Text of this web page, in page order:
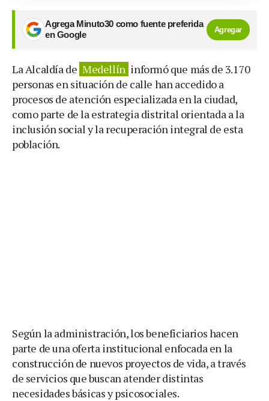
Agrega Minuto30 como fuente preferida
en Google
Agregar
La Alcaldía de Medellín informó que más de 3.170
personas en situación de calle han accedido a
procesos de atención especializada en la ciudad,
como parte de la estrategia distrital orientada a la
inclusión social y la recuperación integral de esta
población.
Según la administración, los beneficiarios hacen
parte de una oferta institucional enfocada en la
construcción de nuevos proyectos de vida, a través
de servicios que buscan atender distintas
necesidades básicas y psicosociales.